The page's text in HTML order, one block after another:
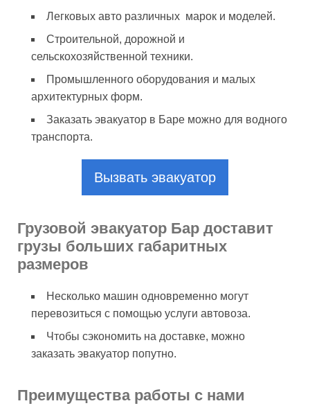
Легковых авто различных марок и моделей.
Строительной, дорожной и
сельскохозяйственной техники.
Промышленного оборудования и малых
архитектурных форм.
Заказать эвакуатор в Баре можно для водного
транспорта.
Вызвать эвакуатор
Грузовой эвакуатор Бар доставит
грузы больших габаритных
размеров
Несколько машин одновременно могут
перевозиться с помощью услуги автовоза.
Чтобы сэкономить на доставке, можно
заказать эвакуатор попутно.
Преимущества работы с нами